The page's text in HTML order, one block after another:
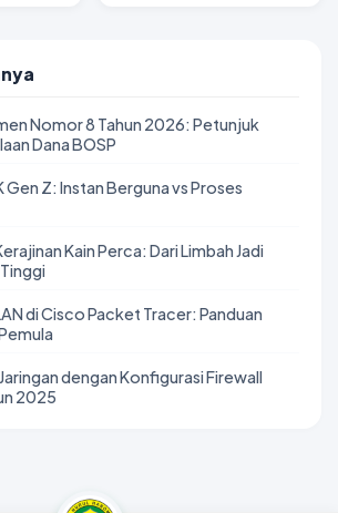
Nomor 8 Tahun 2026: Petunjuk
Dana BOSP
Gen Z: Instan Berguna vs Proses
Kain Perca: Dari Limbah Jadi
di Cisco Packet Tracer: Panduan
dengan Konfigurasi Firewall
2025